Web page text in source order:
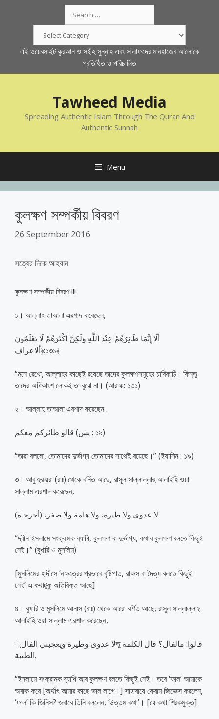
for:
এই ওয়েবসাইট কুরআন ও সহীহ সুন্নাহ এবং সালাফদের মানহাজের আলোকে
প্রতিষ্ঠিত ও পরিচালিত
Tawheed Media
Spreading Authentic Islam Through The Quran And
Authentic Sunnah
Menu
কুলক্ষণ সম্পর্কীয় বিবরণ
26 September 2016
সত্যের দিকে আহবান
কুলক্ষণ সম্পর্কীয় বিবরণ !!!
১। আল্লাহ তাআলা এরশাদ করেছেন,
أَلَا إِنَّمَا طَائِرُهُمْ عِنْدَ اللَّهِ وَلَكِنَّ أَكْثَرَهُمْ لَا يَعْلَمُونَ
﴿ألاعراف:১৩১﴾
“মনে রেখো, আল্লাহর কাছেই রয়েছে তাদের কুলক্ষণসমূহের চাবিকাঠি। কিন্তু
তাদের অধিকাংশ লোকই তা বুঝে না। (আরাফ: ১৩১)
২। আল্লাহ তাআলা এরশাদ করেছেন .
قالو طائركم معكم (يس : ১৯)
“তারা বললো, তোমাদের দুর্ভাগ্য তোমাদের সাথেই রয়েছে।” (ইয়াসিন : ১৯)
৩। আবু হুরায়রা (রাঃ) থেকে বর্নিত আছে, রাসূল সাল্লাল্লাহু আলাইহি ওয়া
সাল্লাম এরশাদ করেছেন,
لا عدوى ولا طيرة، ولا هامة ولا صفر، (أخرحاه)
“দ্বীন ইসলামে সংক্রামক ব্যাধি, কুলক্ষণ বা দুর্ভাগ্য, কথার কুলক্ষণ বলতে কিছুই
নেই।” (বুখারি ও মুসলিম)
[মুসলিমের হাদীসে ‘নক্ষত্রের প্রভাবে বৃষ্টিপাত, রাক্ষস বা দৈত্য বলতে কিছুই
নেই’ এ কথাটুকু অতিরিক্ত আছে]
৪। বুখারি ও মুসলিমে আনাস (রাঃ) থেকে আরো বর্ণিত আছে, রাসূল সাল্লাল্লাহু
আলাইহি ওয়া সাল্লাম এরশাদ করেছেন,
لا عدوى وطيرة ويعجبني الفال্তু قالوا: مالفال؟ قال الكلمة
الطيبة.
“ইসলামে সংক্রামক ব্যাধি আর কুলক্ষণ বলতে কিছুই নেই। তবে ‘ফাল’ আমাকে
অবাক করে [অর্থাৎ আমার কাছে ভাল লাগে।] সাহাবায়ে কেরাম জিজ্ঞেস করলেন,
‘ফাল’ কি জিনিস? জবাবে তিনি বললেন, ‘উত্তম কথা’। [যে কথা শিরকমুক্ত]